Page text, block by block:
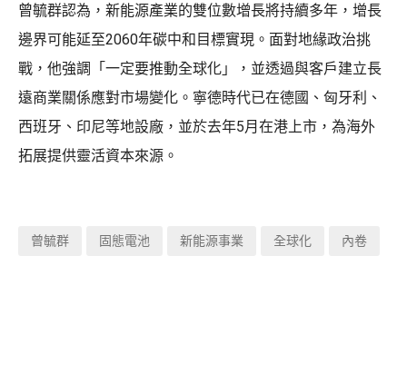
曾毓群認為，新能源產業的雙位數增長將持續多年，增長
邊界可能延至2060年碳中和目標實現。面對地緣政治挑
戰，他強調「一定要推動全球化」，並透過與客戶建立長
遠商業關係應對市場變化。寧德時代已在德國、匈牙利、
西班牙、印尼等地設廠，並於去年5月在港上市，為海外
拓展提供靈活資本來源。
曾毓群 固態電池 新能源事業 全球化 內卷